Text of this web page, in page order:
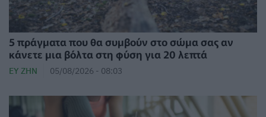
5 πράγματα που θα συμβούν στο σώμα σας αν
κάνετε μια βόλτα στη φύση για 20 λεπτά
ΕΥ ΖΗΝ 05/08/2026 - 08:03